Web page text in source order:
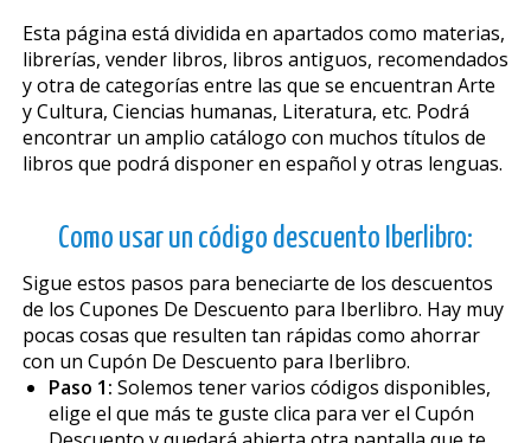
Esta página está dividida en apartados como materias,
librerías, vender libros, libros antiguos, recomendados
y otra de categorías entre las que se encuentran Arte
y Cultura, Ciencias humanas, Literatura, etc. Podrá
encontrar un amplio catálogo con muchos títulos de
libros que podrá disponer en español y otras lenguas.
Como usar un código descuento Iberlibro:
Sigue estos pasos para beneficiarte de los descuentos
de los Cupones De Descuento para Iberlibro. Hay muy
pocas cosas que resulten tan rápidas como ahorrar
con un Cupón De Descuento para Iberlibro.
Paso 1: Solemos tener varios códigos disponibles,
elige el que más te guste clica para ver el Cupón